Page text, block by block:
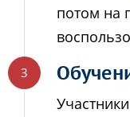
потом на